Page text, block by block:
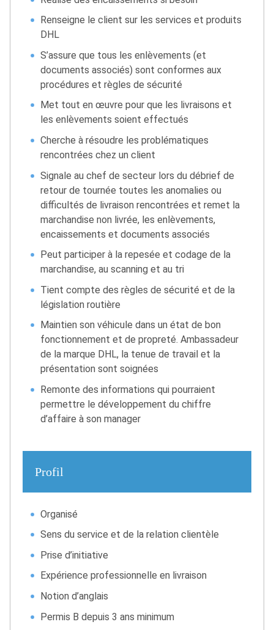
Renseigne le client sur les services et produits
DHL
S’assure que tous les enlèvements (et
documents associés) sont conformes aux
procédures et règles de sécurité
Met tout en œuvre pour que les livraisons et
les enlèvements soient effectués
Cherche à résoudre les problématiques
rencontrées chez un client
Signale au chef de secteur lors du débrief de
retour de tournée toutes les anomalies ou
difficultés de livraison rencontrées et remet la
marchandise non livrée, les enlèvements,
encaissements et documents associés
Peut participer à la repesée et codage de la
marchandise, au scanning et au tri
Tient compte des règles de sécurité et de la
législation routière
Maintien son véhicule dans un état de bon
fonctionnement et de propreté. Ambassadeur
de la marque DHL, la tenue de travail et la
présentation sont soignées
Remonte des informations qui pourraient
permettre le développement du chiffre
d’affaire à son manager
Profil
Organisé
Sens du service et de la relation clientèle
Prise d’initiative
Expérience professionnelle en livraison
Notion d’anglais
Permis B depuis 3 ans minimum